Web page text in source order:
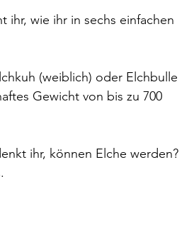
ihr, wie ihr in sechs einfachen
(weiblich) oder Elchbulle
Gewicht von bis zu 700
ihr, können Elche werden?